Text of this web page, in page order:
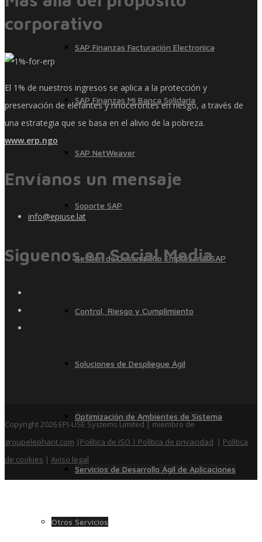
SAP Finanzas Facturación Electronica
SAP Finanzas Mi Banca Solidaria
SAP NetWeaver
Soporte SAP
Gestión de Desempeño Empresarial SAP
Control, Riesgo y Cumplimiento
Soluciones de Despliegue Ágil
Optimización de Ambientes de Sistema
Servicios de Desarrollo Ágil de Aplicaciones
Otros Servicios
corporativo
El 1% de nuestros ingresos se aplica a la protección y
preservación de elefantes y rinocerontes en riesgo, a través de
una estrategia que se basa en el alivio de la pobreza.
www.erp.ngo
Envíanos un mensaje
info@epiuse.lat
Siguenos en Social Media
Copyright 2026 EPI-USE Systems Limited | miembro de
groupelephant.com | Política de ISO | Política de privacidad | Política
de cookies | Aviso legal